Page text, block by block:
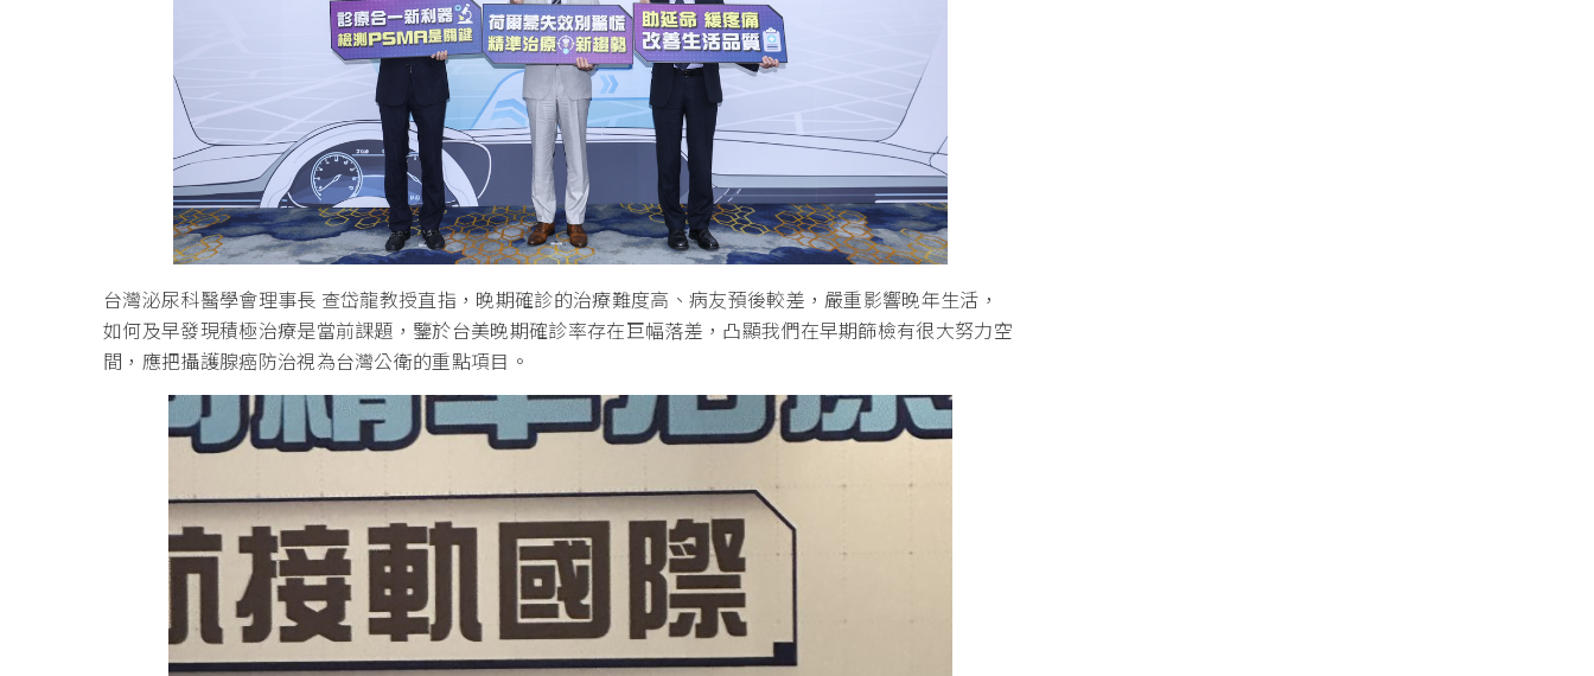
台灣泌尿科醫學會理事長 查岱龍教授直指，晚期確診的治療難度高、病友預後較差，嚴重影響晚年生活，
如何及早發現積極治療是當前課題，鑒於台美晚期確診率存在巨幅落差，凸顯我們在早期篩檢有很大努力空
間，應把攝護腺癌防治視為台灣公衛的重點項目。